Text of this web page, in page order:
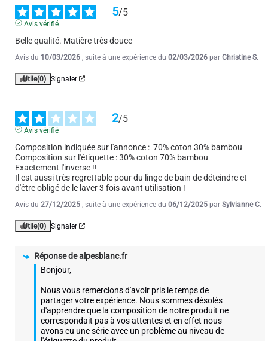
Nous vous remercions d'avoir pris le temps de
partager votre expérience. Nous sommes désolés
d'apprendre que la composition de notre produit ne
correspondait pas à vos attentes et en effet nous
l'étiquette du produit.
Sachez que votre retour est précieux et nous
l'utiliserons pour améliorer nos services. N'hésitez
pas à nous contacter par mail si vous souhaitez
lavage de ce produit.
L’équipe alpesblanc
4/5
Avis vérifié
Non encore utilisées.
Utile (0) Signaler
1 2 3 4
5/5
Avis vérifié
Belle qualité. Matière très douce
Avis du 10/03/2026 , suite à une expérience du 02/03/2026 par Christine S.
Utile(0) Signaler
2/5
Avis vérifié
Composition indiquée sur l'annonce :  70% coton 30% bambou
Composition sur l'étiquette : 30% coton 70% bambou
Exactement l'inverse !!
Il est aussi très regrettable pour du linge de bain de déteindre et
d'être obligé de le laver 3 fois avant utilisation !
Avis du 27/12/2025 , suite à une expérience du 06/12/2025 par Sylvianne C.
Utile(0) Signaler
Réponse dealpesblanc.fr
Bonjour,
Nous vous remercions d'avoir pris le temps de
partager votre expérience. Nous sommes désolés
d'apprendre que la composition de notre produit ne
correspondait pas à vos attentes et en effet nous
avons eu une série avec un problème au niveau de